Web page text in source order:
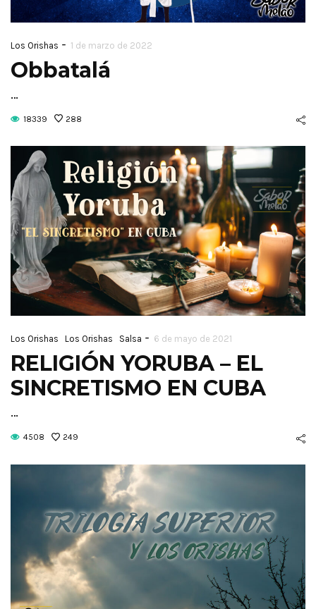
Los Orishas - 1 de marzo de 2022
Obbatalá
…
18339 288
Los Orishas Los Orishas Salsa - 6 de mayo de 2021
RELIGIÓN YORUBA – EL
SINCRETISMO EN CUBA
…
4508 249